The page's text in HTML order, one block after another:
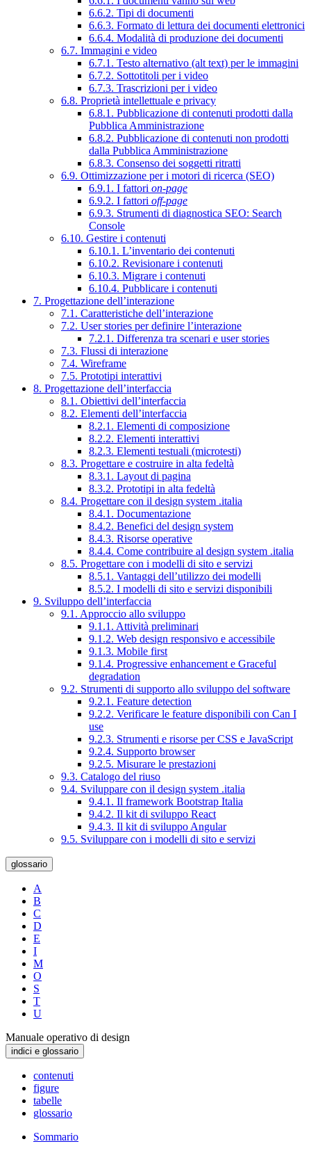
6.6.2. Tipi di documenti
6.6.3. Formato di lettura dei documenti elettronici
6.6.4. Modalità di produzione dei documenti
6.7. Immagini e video
6.7.1. Testo alternativo (alt text) per le immagini
6.7.2. Sottotitoli per i video
6.7.3. Trascrizioni per i video
6.8. Proprietà intellettuale e privacy
6.8.1. Pubblicazione di contenuti prodotti dalla
Pubblica Amministrazione
6.8.2. Pubblicazione di contenuti non prodotti
dalla Pubblica Amministrazione
6.8.3. Consenso dei soggetti ritratti
6.9. Ottimizzazione per i motori di ricerca (SEO)
6.9.1. I fattori on-page
6.9.2. I fattori off-page
6.9.3. Strumenti di diagnostica SEO: Search
Console
6.10. Gestire i contenuti
6.10.1. L’inventario dei contenuti
6.10.2. Revisionare i contenuti
6.10.3. Migrare i contenuti
6.10.4. Pubblicare i contenuti
7. Progettazione dell’interazione
7.1. Caratteristiche dell’interazione
7.2. User stories per definire l’interazione
7.2.1. Differenza tra scenari e user stories
7.3. Flussi di interazione
7.4. Wireframe
7.5. Prototipi interattivi
8. Progettazione dell’interfaccia
8.1. Obiettivi dell’interfaccia
8.2. Elementi dell’interfaccia
8.2.1. Elementi di composizione
8.2.2. Elementi interattivi
8.2.3. Elementi testuali (microtesti)
8.3. Progettare e costruire in alta fedeltà
8.3.1. Layout di pagina
8.3.2. Prototipi in alta fedeltà
8.4. Progettare con il design system .italia
8.4.1. Documentazione
8.4.2. Benefici del design system
8.4.3. Risorse operative
8.4.4. Come contribuire al design system .italia
8.5. Progettare con i modelli di sito e servizi
8.5.1. Vantaggi dell’utilizzo dei modelli
8.5.2. I modelli di sito e servizi disponibili
9. Sviluppo dell’interfaccia
9.1. Approccio allo sviluppo
9.1.1. Attività preliminari
9.1.2. Web design responsivo e accessibile
9.1.3. Mobile first
9.1.4. Progressive enhancement e Graceful
degradation
9.2. Strumenti di supporto allo sviluppo del software
9.2.1. Feature detection
9.2.2. Verificare le feature disponibili con Can I
use
9.2.3. Strumenti e risorse per CSS e JavaScript
9.2.4. Supporto browser
9.2.5. Misurare le prestazioni
9.3. Catalogo del riuso
9.4. Sviluppare con il design system .italia
9.4.1. Il framework Bootstrap Italia
9.4.2. Il kit di sviluppo React
9.4.3. Il kit di sviluppo Angular
9.5. Sviluppare con i modelli di sito e servizi
glossario
A
B
C
D
E
I
M
O
S
T
U
Manuale operativo di design
indici e glossario
contenuti
figure
tabelle
glossario
Sommario